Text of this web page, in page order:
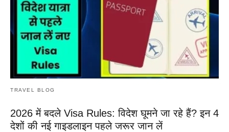
TRAVEL BLOG
2026 में बदले Visa Rules: विदेश घूमने जा रहे हैं? इन 4
देशों की नई गाइडलाइन पहले जरूर जान लें